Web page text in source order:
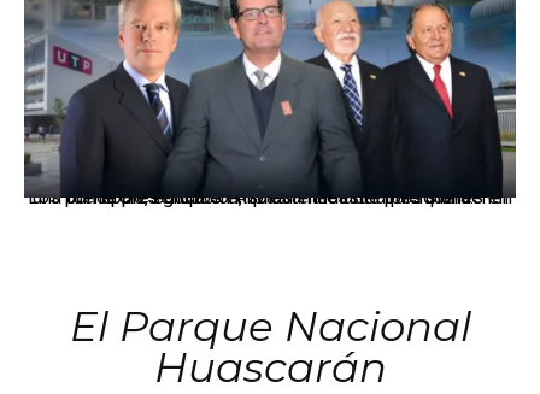
Los principales grupos empresariales del país mantienen una fuerte presencia en Áncash mediante inversiones en comercio, educación, salud e industria pesquera.
El Parque Nacional
Huascarán